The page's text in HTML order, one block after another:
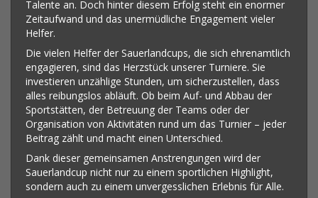
Talente an. Doch hinter diesem Erfolg steht ein enormer
Zeitaufwand und das unermüdliche Engagement vieler
Helfer.
Die vielen Helfer der Sauerlandcups, die sich ehrenamtlich
engagieren, sind das Herzstück unserer Turniere. Sie
investieren unzählige Stunden, um sicherzustellen, dass
alles reibungslos abläuft. Ob beim Auf- und Abbau der
Sportstätten, der Betreuung der Teams oder der
Organisation von Aktivitäten rund um das Turnier – jeder
Beitrag zählt und macht einen Unterschied.
Dank dieser gemeinsamen Anstrengungen wird der
Sauerlandcup nicht nur zu einem sportlichen Highlight,
sondern auch zu einem unvergesslichen Erlebnis für Alle.